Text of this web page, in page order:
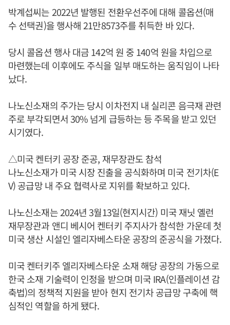
박계섭씨는 2022년 발행된 전환우선주에 대해 콜옵션(매
수 선택권)을 행사해 21만8573주를 취득한 바 있다.
당시 콜옵션 행사 대금 142억 원 중 140억 원을 차입으로
마련했는데 이후에도 주식을 일부 매도하는 움직임이 나타
났다.
나노신소재의 주가는 당시 이차전지 내 실리콘 음극재 관련
주로 부각되면서 30% 넘게 급등하는 등 주목을 받고 있던
시기였다.
△미국 켄터키 공장 준공, 재무장관도 참석
나노신소재가 미국 시장 진출을 공식화하며 미국 전기차(E
V) 공급망 내 주요 협력사로 지위를 확보하고 있다.
나노신소재는 2024년 3월13일(현지시간) 미국 재닛 옐런
재무장관과 앤디 베시어 켄터키 주지사가 참석한 가운데 첫
미국 생산 시설인 엘리자베스타운 공장의 준공식을 가졌다.
미국 켄터키주 엘리자베스타운 소재 해당 공장의 가동으로
한국 소재 기술력이 인정을 받으며 미국 IRA(인플레이션 감
축법)의 정책적 지원을 받아 현지 전기차 공급망 구축에 핵
심적인 역할을 하게 됐다.